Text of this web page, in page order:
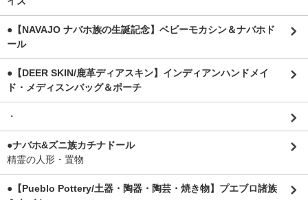
●【NAVAJO ナバホ族の生誕記念】ベビーモカシン＆ナバホド
ール
●【DEER SKIN/鹿革ディアスキン】インディアンハンドメイ
ド・メディスンバッグ＆ポーチ
・
●ナバホ&ズニ族カチナドール
精霊の人形・置物
●【Pueblo Pottery/土器・陶器・陶芸・焼き物】プエブロ諸族